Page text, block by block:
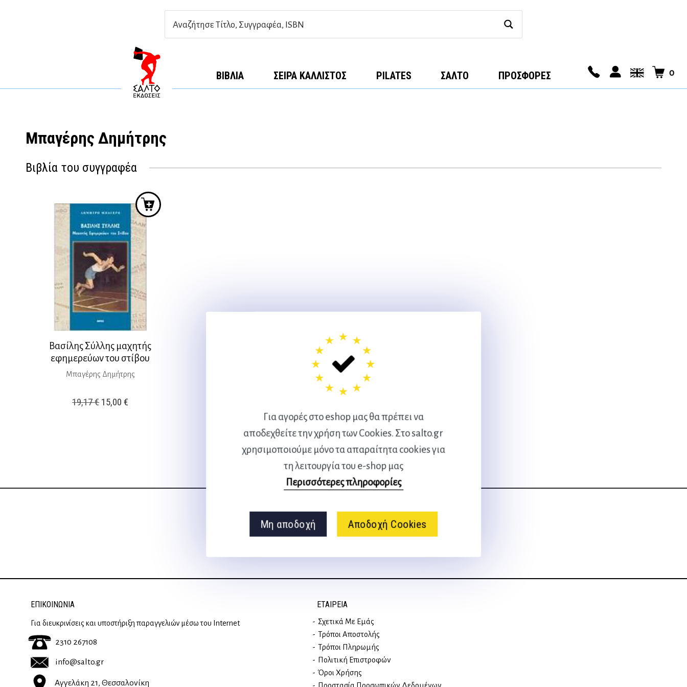
Για αγορές στο eshop μας θα πρέπει να
αποδεχθείτε την χρήση των Cookies. Στο salto.gr
χρησιμοποιούμε μόνο τα απαραίτητα cookies για
τη λειτουργία του e-shop μας
Περισσότερες πληροφορίες
Μη αποδοχή Αποδοχή Cookies
ΒΙΒΛΊΑ ΣΕΙΡΆ ΚΆΛΛΙΣΤΟΣ PILATES ΣΑΛΤΟ ΠΡΟΣΦΟΡΕΣ 0
Μπαγέρης Δημήτρης
Βιβλία του συγγραφέα
Βασίλης Σύλλης μαχητής
εφημερεύων του στίβου
Μπαγέρης Δημήτρης
19,17€ Original
15,00€
Ακολουθήστε μας
ΕΠΙΚΟΙΝΩΝΊΑ
Για διευκρινίσεις και υποστήριξη παραγγελιών μέσω του Internet
2310 267108
info@salto.gr
Αγγελάκη 21, Θεσσαλονίκη
ΕΤΑΙΡΕΊΑ
Σχετικά Με Εμάς
Τρόποι Αποστολής
Τρόποι Πληρωμής
Πολιτική Επιστροφών
Όροι Χρήσης
Προστασία Προσωπικών Δεδομένων